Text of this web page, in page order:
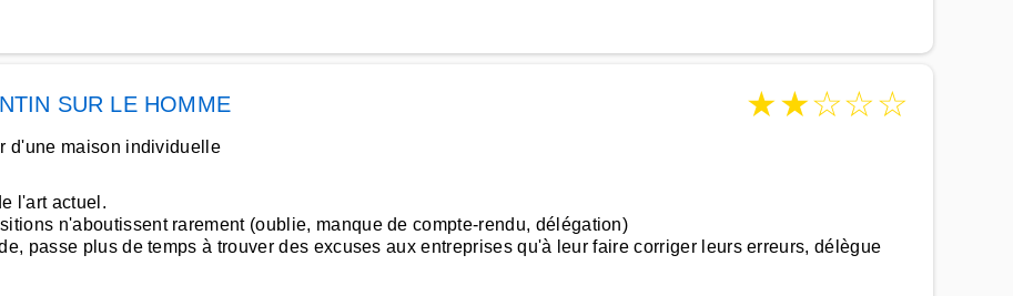
SUR LE HOMME ★★☆☆☆
d'une maison individuelle
l'art actuel.
n'aboutissent rarement (oublie, manque de compte-rendu, délégation)
passe plus de temps à trouver des excuses aux entreprises qu'à leur faire corriger leurs erreurs, délègue